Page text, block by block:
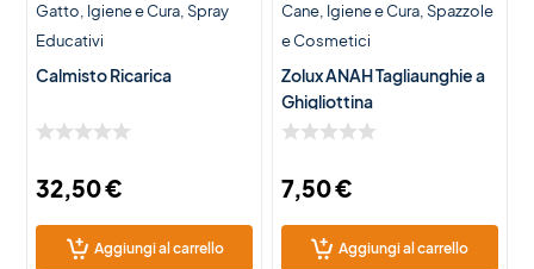
Gatto Igiene e Cura Spray
Educativi
Calmisto Ricarica
32,50€
Aggiungi al carrello
Cane Igiene e Cura Spazzole
e Cosmetici
Zolux ANAH Tagliaunghie a
Ghigliottina
7,50€
Aggiungi al carrello